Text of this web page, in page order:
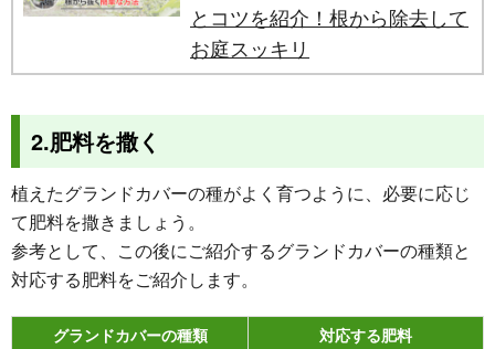
とコツを紹介！根から除去して
お庭スッキリ
2.肥料を撒く
植えたグランドカバーの種がよく育つように、必要に応じ
て肥料を撒きましょう。
参考として、この後にご紹介するグランドカバーの種類と
対応する肥料をご紹介します。
グランドカバーの種類
対応する肥料